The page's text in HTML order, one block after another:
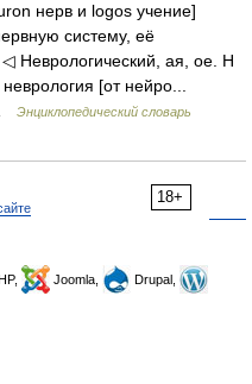
нерв и logos учение]
систему, её
Неврологический, ая, ое. Н
[от нейро...
Энциклопедический словарь
18+
Joomla,
Drupal,